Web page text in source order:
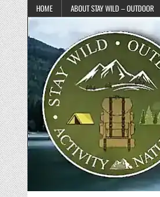
Skip to content
HOME ABOUT STAY WILD – OUTDOOR